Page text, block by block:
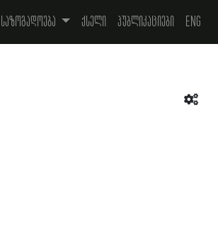
საზოგადოება ქსელი პუბლიკაციები Eng